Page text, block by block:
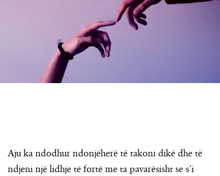
Aju ka ndodhur ndonjëherë të takoni dikë dhe të
ndjeni një lidhje të fortë me ta pavarësisht se s’i